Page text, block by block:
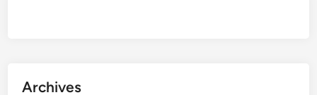
Archives